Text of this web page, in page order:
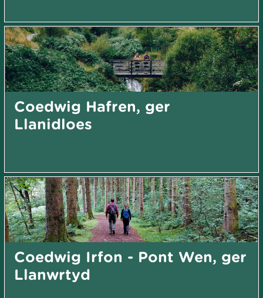
Coedwig Hafren, ger
Llanidloes
Coedwig Irfon - Pont Wen, ger
Llanwrtyd